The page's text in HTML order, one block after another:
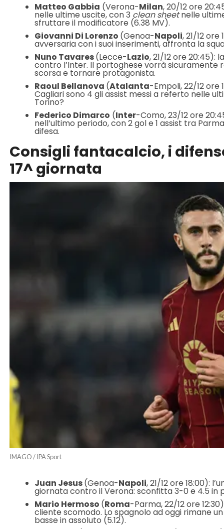
Matteo Gabbia (Verona-Milan, 20/12 ore
nelle ultime uscite, con 3 clean sheetnelle
sfruttare il modificatore (6.38 MV).
Giovanni Di Lorenzo (Genoa-Napoli, 21/12
avversaria con i suoi inserimenti, affronta la
Nuno Tavares(Lecce-Lazio, 21/12 ore
contro l’Inter. Il portoghese vorrà
scorsa e tornare protagonista.
Raoul Bellanova (Atalanta-Empoli, 22/12 ore
Cagliari sono 4 gli assist messi a referto nelle
Torino?
Federico Dimarco (Inter-Como, 23/12 ore
nell’ultimo periodo, con 2 gol e 1 assist tra
difesa.
Consigli fantacalcio, i
17^ giornata
IMAGO / IPA Sport
Juan Jesus(Genoa-Napoli, 21/12 ore 18:00):
giornata contro il Verona: sconfitta 3-0 e 4.5 in
Mario Hermoso (Roma-Parma, 22/12 ore
cliente scomodo. Lo spagnolo ad oggi rimane
basse in assoluto (5.12).